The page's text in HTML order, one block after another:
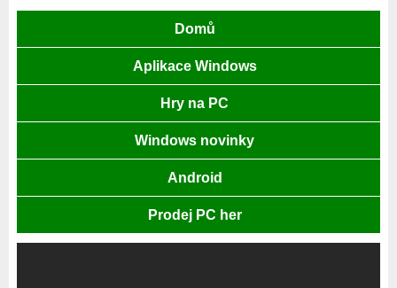
Domů
Aplikace Windows
Hry na PC
Windows novinky
Android
Prodej PC her